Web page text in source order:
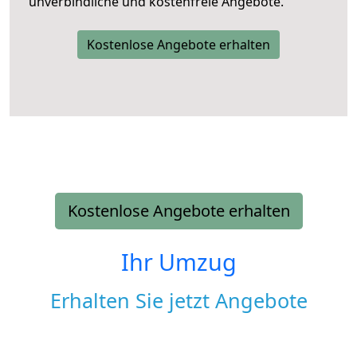
Kostenlose Angebote erhalten
Kostenlose Angebote erhalten
Ihr Umzug
Erhalten Sie jetzt Angebote